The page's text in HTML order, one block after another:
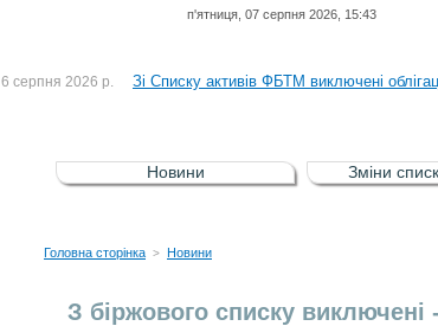
п'ятниця, 07 серпня 2026, 15:43
До Списку активів регульованого
6 серпня 2026 р. Зі Списку активів ФБТМ виключені
5 серпня 2026 р. Зі списку активів РФР виключені
4 серпня 2026 р. До Списку активів регульованого
Новини Зміни
Головна сторінка > Новини
З біржового списку виключені